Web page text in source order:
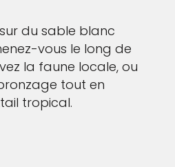
du sable blanc
vous le long de
la faune locale, ou
tout en
tropical.